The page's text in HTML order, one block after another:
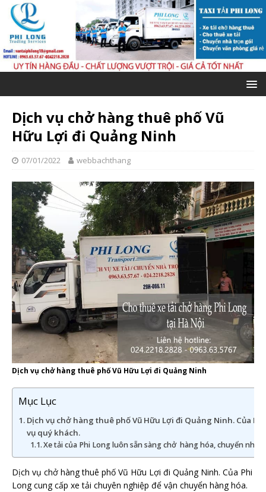
Dịch vụ chở hàng thuê phố Vũ
Hữu Lợi đi Quảng Ninh
07/01/2022 webbachthang
Dịch vụ chở hàng thuê phố Vũ Hữu Lợi đi Quảng Ninh
Mục Lục
Dịch vụ chở hàng thuê phố Vũ Hữu Lợi đi Quảng Ninh. Của
vụ quý khách.
Xe tải của Phi Long luôn sẵn sàng chở hàng hóa, chuyển nhà
Dịch vụ chở hàng thuê phố Vũ Hữu Lợi đi Quảng Ninh. Của Phi
Long cung cấp xe tải chuyên nghiệp để vận chuyển hàng hóa.